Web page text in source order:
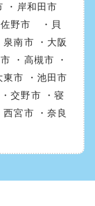
・岸和田市
佐野市 ・貝
南市 ・大阪
・高槻市 ・
市 ・池田市
交野市 ・寝
宮市 ・奈良